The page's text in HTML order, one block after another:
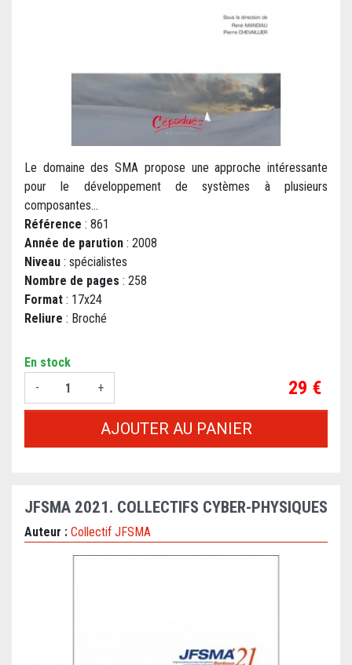
Le domaine des SMA propose une approche intéressante
pour le développement de systèmes à plusieurs
composantes...
Référence : 861
Année de parution : 2008
Niveau : spécialistes
Nombre de pages : 258
Format : 17x24
Reliure : Broché
En stock
-
+ Prix
29 €
AJOUTER AU PANIER
JFSMA 2021. COLLECTIFS CYBER-PHYSIQUES
Auteur : Collectif JFSMA